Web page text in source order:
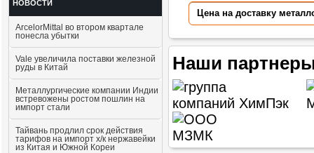
НОВОСТИ
ArcelorMittal во втором квартале
понесла убытки
Vale увеличила поставки железной
руды в Китай
Металлургические компании Индии
встревожены ростом пошлин на
импорт стали
Тайвань продлил срок действия
тарифов на импорт х/к нержавейки
из Китая и Южной Кореи
Цена на доставку
Наши